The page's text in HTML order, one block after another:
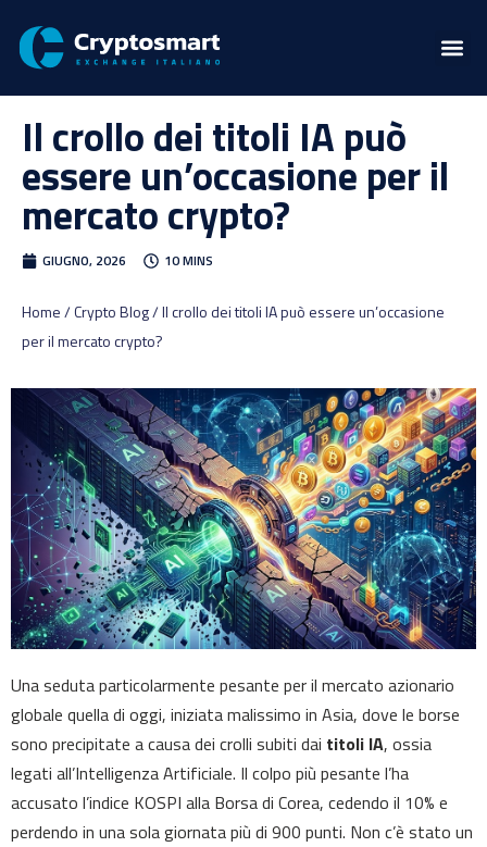
Il crollo dei titoli IA può
essere un’occasione per il
mercato crypto?
GIUGNO, 2026 10 MINS
Home / Crypto Blog / Il crollo dei titoli IA può essere un’occasione
per il mercato crypto?
Una seduta particolarmente pesante per il mercato azionario
globale quella di oggi, iniziata malissimo in Asia, dove le borse
sono precipitate a causa dei crolli subiti dai titoli IA, ossia
legati all’Intelligenza Artificiale. Il colpo più pesante l’ha
accusato l’indice KOSPI alla Borsa di Corea, cedendo il 10% e
perdendo in una sola giornata più di 900 punti. Non c’è stato un